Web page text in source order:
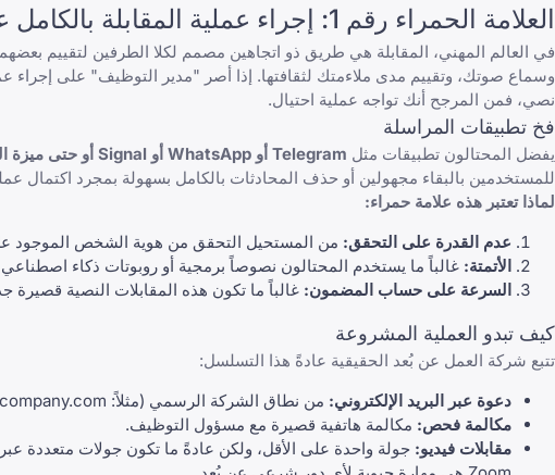
العلامة الحمراء رقم 1: إجراء عملية المقابلة بالكامل عبر تطبيقات المراسلة
في العالم المهني، المقابلة هي طريق ذو اتجاهين مصمم لكلا الطرفين لتقييم
وسماع صوتك، وتقييم مدى ملاءمتك لثقافتها. إذا أصر "مدير التوظيف" على
نصي، فمن المرجح أنك تواجه عملية احتيال.
فخ تطبيقات المراسلة
يفضل المحتالون تطبيقات مثل Telegram أو WhatsApp أو Signal أو حتى ميزة الدردشة فقط في Skype
للمستخدمين بالبقاء مجهولين أو حذف المحادثات بالكامل بسهولة بمجرد اكتمال
لماذا تعتبر هذه علامة حمراء:
عدم القدرة على التحقق: من المستحيل التحقق من هوية الشخص الموجود
الأتمتة: غالباً ما يستخدم المحتالون نصوصاً برمجية أو روبوتات ذكاء
السرعة على حساب المضمون: غالباً ما تكون هذه المقابلات النصية قصيرة جداً، وتستغرق من 15 إلى 30
كيف تبدو العملية المشروعة
تتبع شركة العمل عن بُعد الحقيقية عادةً هذا التسلسل:
دعوة عبر البريد الإلكتروني: من نطاق الشركة الرسمي (مثلاً:
مكالمة فحص: مكالمة هاتفية قصيرة مع مسؤول التوظيف.
مقابلات فيديو: جولة واحدة على الأقل، ولكن عادةً ما تكون جولات متعددة عبر Zoom أو Microsoft Teams أو Google Meet. إن معرفة